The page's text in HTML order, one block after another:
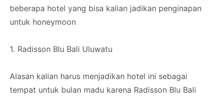
beberapa hotel yang bisa kalian jadikan penginapan
untuk honeymoon
1. Radisson Blu Bali Uluwatu
Alasan kalian harus menjadikan hotel ini sebagai
tempat untuk bulan madu karena Radisson Blu Bali